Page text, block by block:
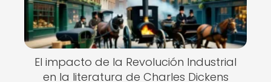
El impacto de la Revolución Industrial
en la literatura de Charles Dickens